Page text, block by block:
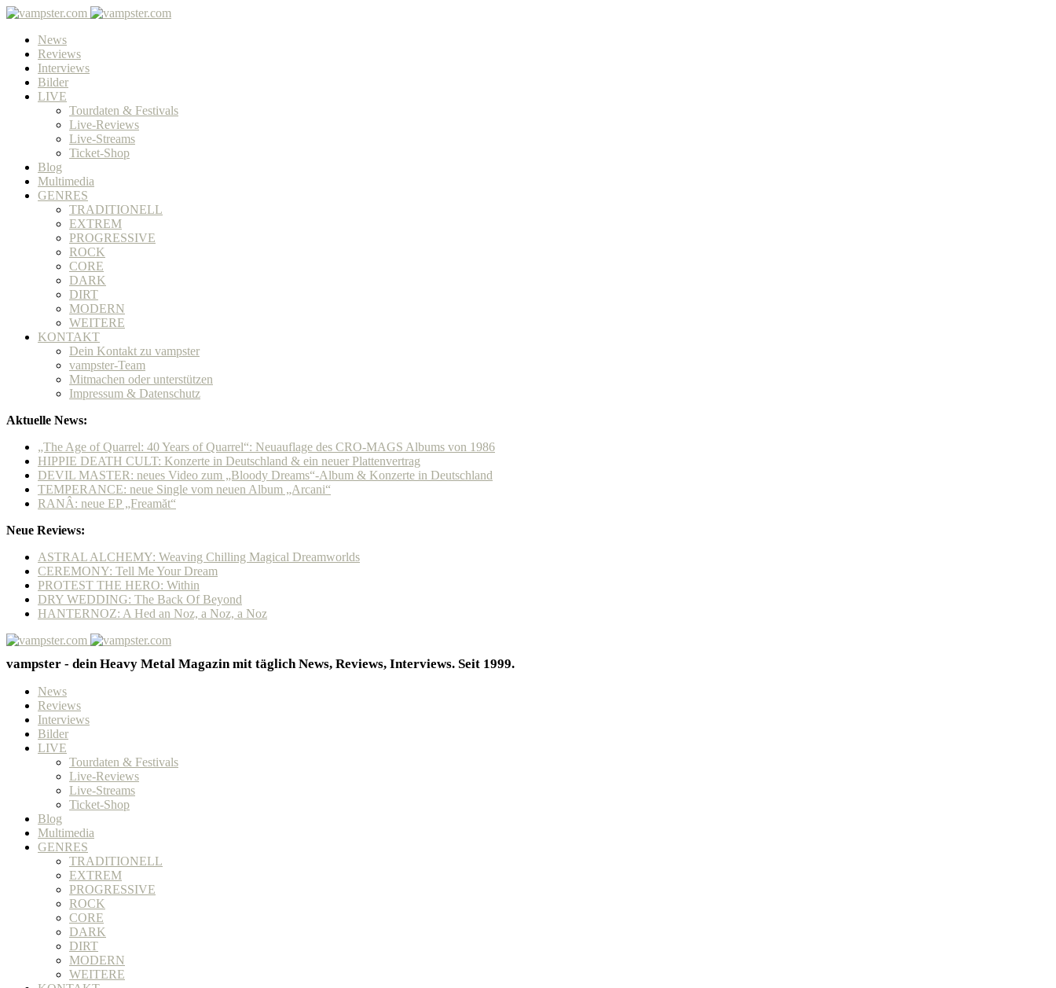
News
Reviews
Interviews
Bilder
LIVE
Tourdaten & Festivals
Live-Reviews
Live-Streams
Ticket-Shop
Blog
Multimedia
GENRES
TRADITIONELL
EXTREM
PROGRESSIVE
ROCK
CORE
DARK
DIRT
MODERN
WEITERE
KONTAKT
Dein Kontakt zu vampster
vampster-Team
Mitmachen oder unterstützen
Impressum & Datenschutz
Aktuelle News:
„The Age of Quarrel: 40 Years of Quarrel“: Neuauflage des CRO-MAGS Albums von 1986
HIPPIE DEATH CULT: Konzerte in Deutschland & ein neuer Plattenvertrag
DEVIL MASTER: neues Video zum „Bloody Dreams“-Album & Konzerte in Deutschland
TEMPERANCE: neue Single vom neuen Album „Arcani“
RANÂ: neue EP „Freamăt“
Neue Reviews:
ASTRAL ALCHEMY: Weaving Chilling Magical Dreamworlds
CEREMONY: Tell Me Your Dream
PROTEST THE HERO: Within
DRY WEDDING: The Back Of Beyond
HANTERNOZ: A Hed an Noz, a Noz, a Noz
vampster - dein Heavy Metal Magazin mit täglich News, Reviews, Interviews. Seit 1999.
News
Reviews
Interviews
Bilder
LIVE
Tourdaten & Festivals
Live-Reviews
Live-Streams
Ticket-Shop
Blog
Multimedia
GENRES
TRADITIONELL
EXTREM
PROGRESSIVE
ROCK
CORE
DARK
DIRT
MODERN
WEITERE